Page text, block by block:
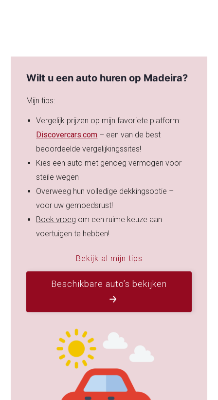
Wilt u een auto huren op Madeira?
Mijn tips:
Vergelijk prijzen op mijn favoriete platform:
Discovercars.com – een van de best
beoordeelde vergelijkingssites!
Kies een auto met genoeg vermogen voor
steile wegen
Overweeg hun volledige dekkingsoptie –
voor uw gemoedsrust!
Boek vroeg om een ruime keuze aan
voertuigen te hebben!
Bekijk al mijn tips
Beschikbare auto’s bekijken